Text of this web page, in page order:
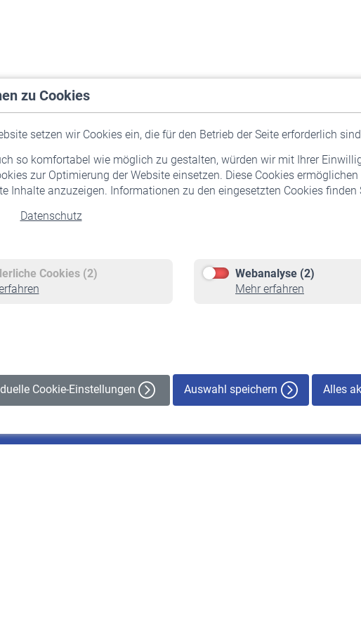
zu Cookies
setzen wir Cookies ein, die für den Betrieb der Seite erforderlich
so komfortabel wie möglich zu gestalten, würden wir mit Ihrer
zur Optimierung der Website einsetzen. Diese Cookies ermöglichen
Inhalte anzuzeigen. Informationen zu den eingesetzten Cookies finden
Datenschutz
Cookies (2)
Webanalyse (2)
Mehr erfahren
Cookie-Einstellungen Auswahl speichern Alles
Staatliche Förderung
Rente beantragen
Rentenauszahlung